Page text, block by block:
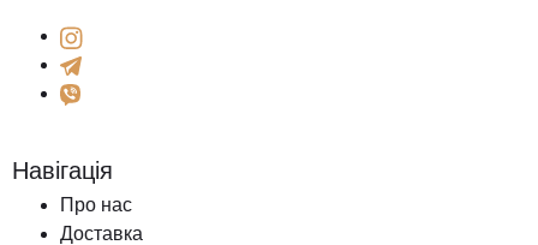
Навігація
Про нас
Доставка